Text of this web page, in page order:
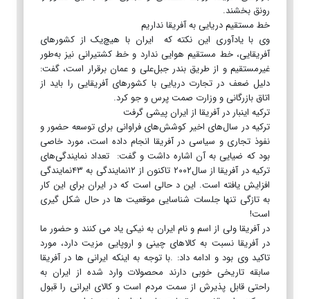
رونق بخشند.
خط مستقیم دریایی به آفریقا نداریم
وی با یادآوری این نکته که ایران با هیچ‌یک از کشورهای
آفریقایی، خط مستقیم هوایی ندارد و خط کشتیرانی نیز به‌طور
غیرمستقیم و از طریق بندر جبل‌علی و عمان برقرار است، گفت:
دلیل ضعف در تجارت دریایی با کشورهای آفریقایی را باید از
اتاق بازرگانی و وزارت صمت پرس و جو کرد.
ترکیه اینبار در آفریقا از ایران پیشی گرفت
ترکیه در سال‌های اخیر کوشش‌‌‌‌‌‌‌‌‌‌‌های فراوانی برای توسعه حضور و
نفوذ تجاری و سیاسی در آفریقا انجام داده است، مورد خاصی
بود که ضیایی به آن اشاره داشت و گفت: تعداد نمایندگی‌های
ترکیه در آفریقا از سال۲۰۰۲ تاکنون از ۱۲نمایندگی به ۴۳نمایندگی
افزایش یافته‌‌‌‌‌‌‌‌‌‌‌ است. این د حالی است که در ایران برای این کار
به تازگی تنها جلسات شناسایی موقعیت ها در حال شکل گیری
است!
در آفریقا ولی از اسم و نام ایران به نیکی یاد می کنند و حضور ما
در آفریقا نسبت به کالاهای چینی و اروپایی مزیت دارد، مورد
تاکید وی بود و ادامه داد: .با توجه به اینکه ایرانی ها در آفریقا
سابقه تاریخی خوبی دارند محصولات وارد شده از ایران به
راحتی قابل پذیرش از سمت مردم است و کالای ایرانی را قبول